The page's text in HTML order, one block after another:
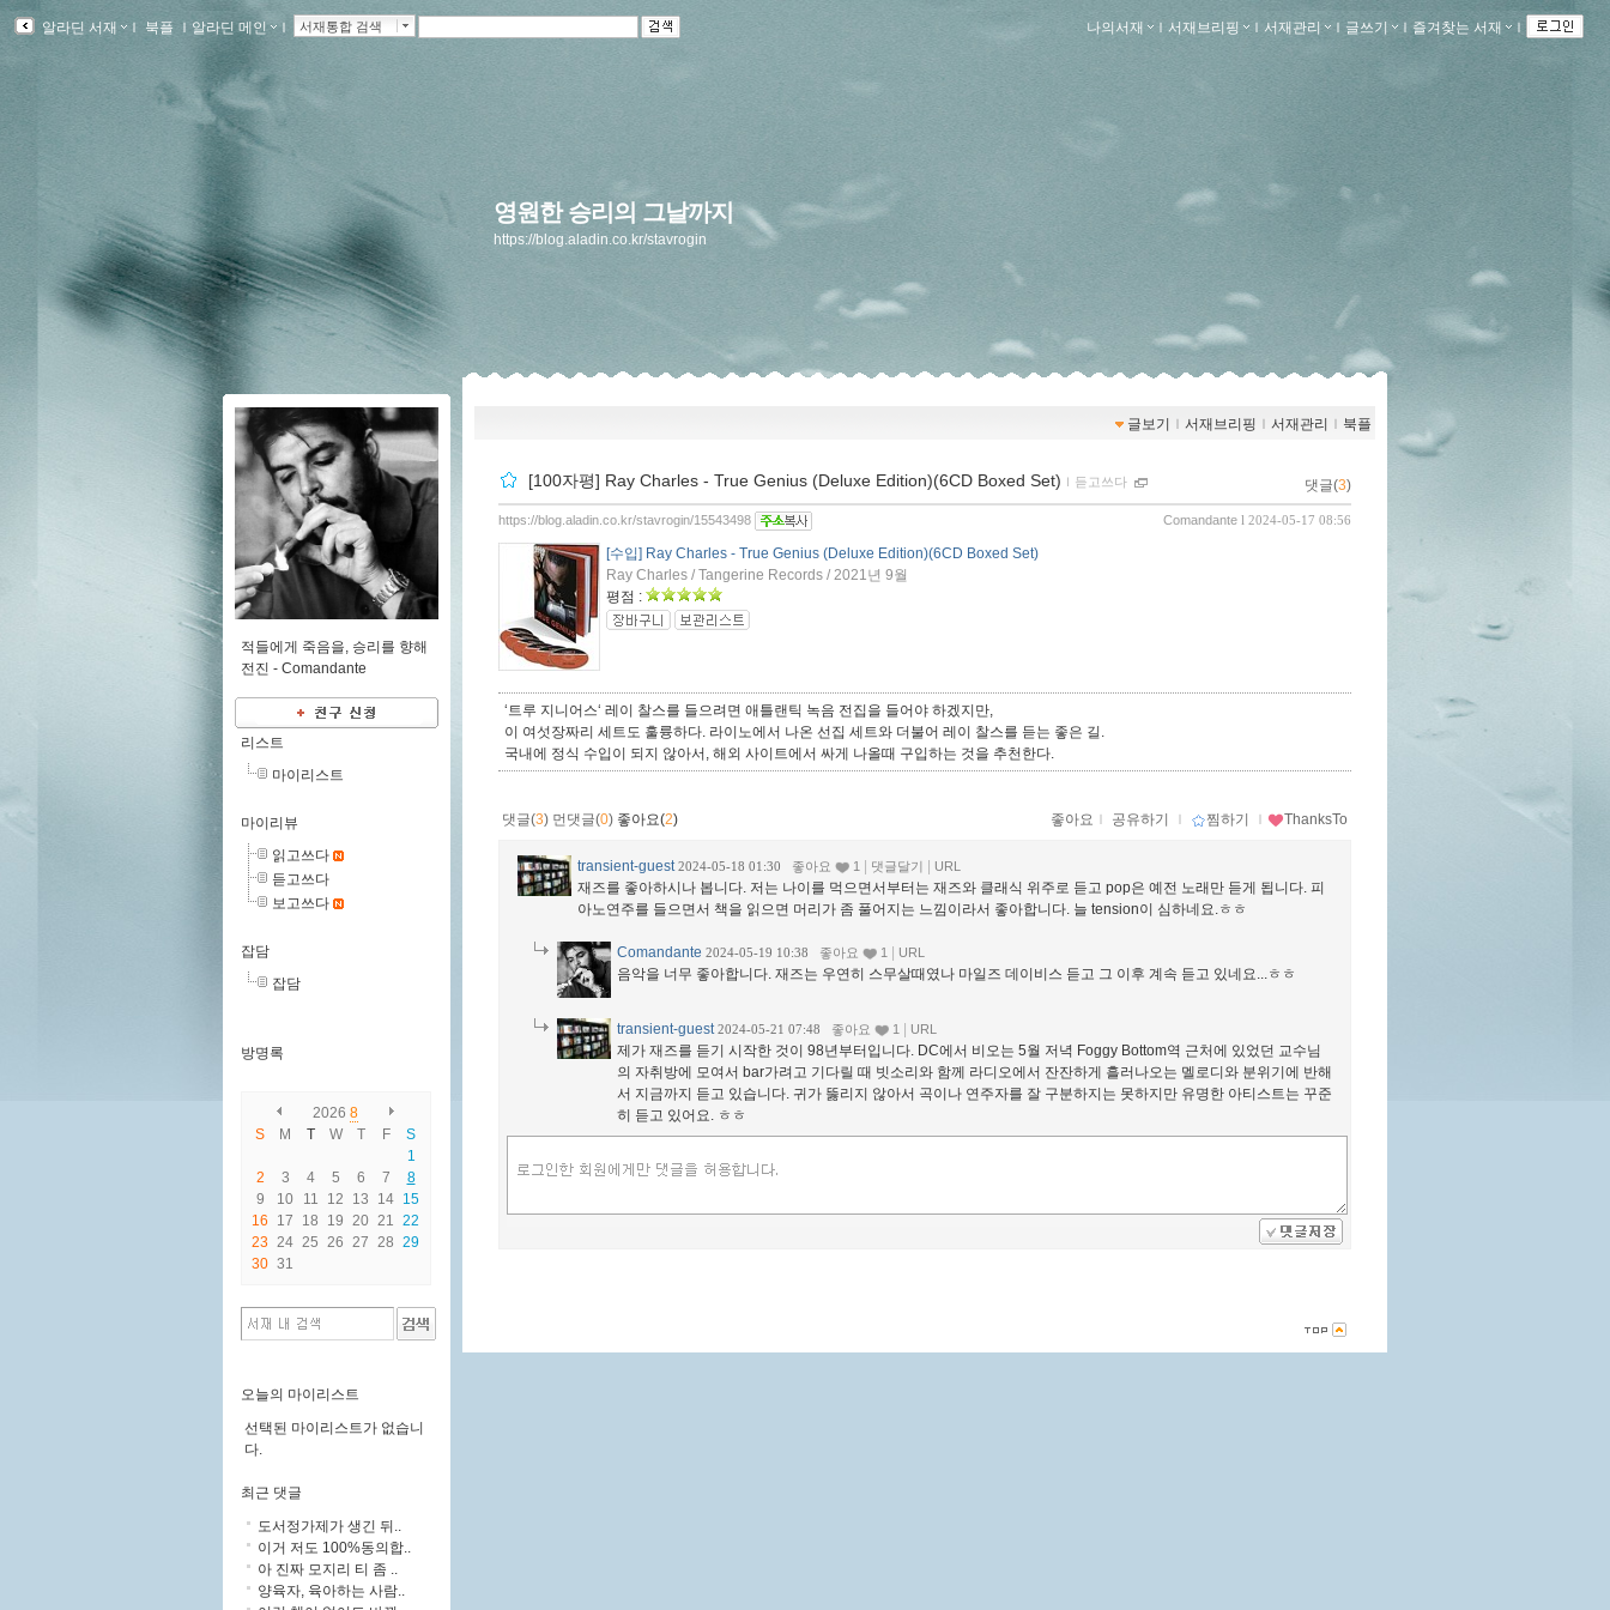
알라딘 서재 ｌ 북플 ｌ 알라딘 메인 ｌ 서재통합 검색 나의서재 ｌ 서재브리핑 ｌ 서재관리 ｌ 글쓰기 ｌ 즐겨찾는 서재 ｌ
영원한 승리의 그날까지
https://blog.aladin.co.kr/stavrogin
글보기 ｌ 서재브리핑 ｌ 서재관리 ｌ 북플
[100자평] Ray Charles - True Genius (Deluxe Edition)(6CD Boxed Set) ｌ 듣고쓰다 댓글(3)
Comandante l 2024-05-17 08:56
https://blog.aladin.co.kr/stavrogin/15543498
[수입] Ray Charles - True Genius (Deluxe Edition)(6CD Boxed Set)
Ray Charles / Tangerine Records / 2021년 9월
평점 :
‘트루 지니어스‘ 레이 찰스를 들으려면 애틀랜틱 녹음 전집을 들어야 하겠지만,
이 여섯장짜리 세트도 훌륭하다. 라이노에서 나온 선집 세트와 더불어 레이 찰스를 듣는 좋은 길.
국내에 정식 수입이 되지 않아서, 해외 사이트에서 싸게 나올때 구입하는 것을 추천한다.
댓글(3) 먼댓글(0) 좋아요(2) 좋아요 ｌ 공유하기 ｌ 찜하기 ｌ ThanksTo
transient-guest 2024-05-18 01:30 좋아요 1 댓글달기 URL
재즈를 좋아하시나 봅니다. 저는 나이를 먹으면서부터는 재즈와 클래식 위주로 듣고 pop은 예전 노래만 듣게 됩니다. 피
아노연주를 들으면서 책을 읽으면 머리가 좀 풀어지는 느낌이라서 좋아합니다. 늘 tension이 심하네요.ㅎㅎ
Comandante 2024-05-19 10:38 좋아요 1 URL
음악을 너무 좋아합니다. 재즈는 우연히 스무살때였나 마일즈 데이비스 듣고 그 이후 계속 듣고 있네요...ㅎㅎ
transient-guest 2024-05-21 07:48 좋아요 1 URL
제가 재즈를 듣기 시작한 것이 98년부터입니다. DC에서 비오는 5월 저녁 Foggy Bottom역 근처에 있었던 교수님
의 자취방에 모여서 bar가려고 기다릴 때 빗소리와 함께 라디오에서 잔잔하게 흘러나오는 멜로디와 분위기에 반해
서 지금까지 듣고 있습니다. 귀가 뚫리지 않아서 곡이나 연주자를 잘 구분하지는 못하지만 유명한 아티스트는 꾸준
히 듣고 있어요. ㅎㅎ
적들에게 죽음을, 승리를 향해
전진 - Comandante
리스트
마이리스트
마이리뷰
읽고쓰다
듣고쓰다
보고쓰다
잡담
잡담
방명록
2026 8
S
M T W T F
S
1
2
3 4 5 6 7
8
9
10 11 12 13 14 15
16
17 18 19 20 21 22
23 24 25 26 27 28 29
30 31
오늘의 마이리스트
선택된 마이리스트가 없습니
다.
최근 댓글
도서정가제가 생긴 뒤..
이거 저도 100%동의합..
아 진짜 모지리 티 좀 ..
양육자, 육아하는 사람..